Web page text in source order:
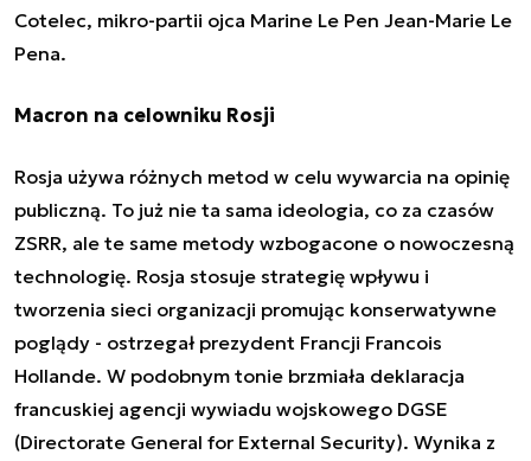
Cotelec, mikro-partii ojca Marine Le Pen Jean-Marie Le
Pena.
Macron na celowniku Rosji
Rosja używa różnych metod w celu wywarcia na opinię
publiczną. To już nie ta sama ideologia, co za czasów
ZSRR, ale te same metody wzbogacone o nowoczesną
technologię. Rosja stosuje strategię wpływu i
tworzenia sieci organizacji promując konserwatywne
poglądy - ostrzegał prezydent Francji Francois
Hollande. W podobnym tonie brzmiała deklaracja
francuskiej agencji wywiadu wojskowego DGSE
(Directorate General for External Security). Wynika z